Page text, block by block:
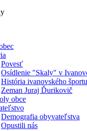
Povesť
Osídlenie "Skaly" v
História ivanovského športu
Zeman Juraj Ďurikovič
obce
Demografia obyvateľstva
Opustili nás